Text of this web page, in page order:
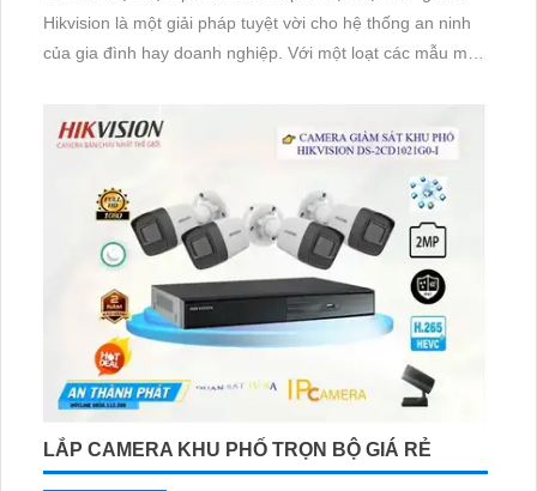
Hikvision là một giải pháp tuyệt vời cho hệ thống an ninh
của gia đình hay doanh nghiệp. Với một loạt các mẫu mã
mình.
LẮP CAMERA KHU PHỐ TRỌN BỘ GIÁ RẺ